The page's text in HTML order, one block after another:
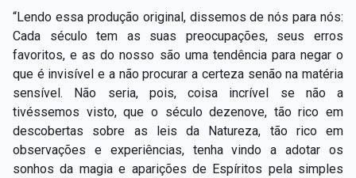
“Lendo essa produção original, dissemos de nós para nós:
Cada século tem as suas preocupações, seus erros
favoritos, e as do nosso são uma tendência para negar o
que é invisível e a não procurar a certeza senão na matéria
sensível. Não seria, pois, coisa incrível se não a
tivéssemos visto, que o século dezenove, tão rico em
descobertas sobre as leis da Natureza, tão rico em
observações e experiências, tenha vindo a adotar os
sonhos da magia e aparições de Espíritos pela simples